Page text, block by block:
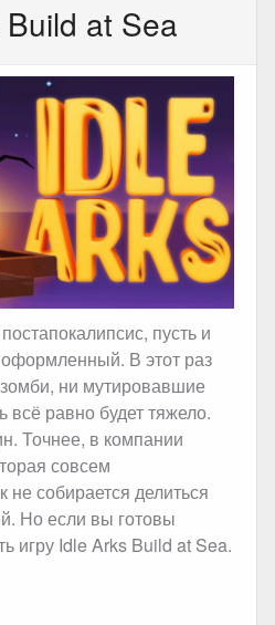
at Sea
пусть и
В этот раз
ни мутировавшие
равно будет тяжело.
Точнее, в компании
совсем
не собирается делиться
Но если вы готовы
игру Idle Arks Build at Sea.